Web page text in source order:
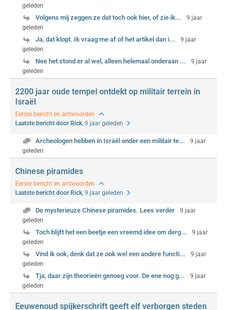
geleden
Volgens mij zeggen ze dat toch ook hier, of zie ik...
9 jaar
geleden
Ja, dat klopt. Ik vraag me af of het artikel dan i...
9 jaar
geleden
Nee het stond er al wel, alleen helemaal onderaan ...
9 jaar
geleden
2200 jaar oude tempel ontdekt op militair terrein in
Israël
Eerste bericht en antwoorden
Laatste bericht door Rick, 9 jaar geleden
Archeologen hebben in Israël onder een militair te...
9 jaar
geleden
Chinese piramides
Eerste bericht en antwoorden
Laatste bericht door Rick, 9 jaar geleden
De mysterieuze Chinese piramides. Lees verder
9 jaar
geleden
Toch blijft het een beetje een vreemd idee om derg...
9 jaar
geleden
Vind ik ook, denk dat ze ook wel een andere functi...
9 jaar
geleden
Tja, daar zijn theorieën genoeg voor. De ene nog g...
9 jaar
geleden
Eeuwenoud spijkerschrift geeft elf verborgen steden